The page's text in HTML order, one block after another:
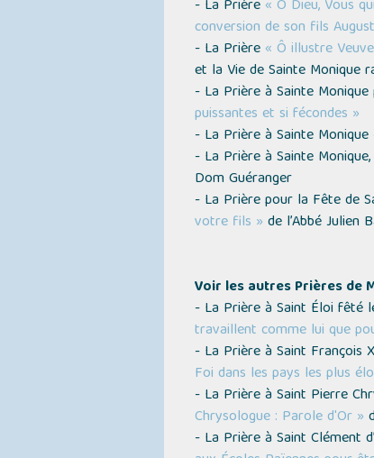
- La Prière « Ô Dieu, Vous
conversion de son fils
- La Prière « Ô illustre
et la Vie de Sainte Monique
- La Prière à Sainte
puissantes et si fécondes »
- La Prière à Sainte Monique
- La Prière à Sainte
Dom Guéranger
- La Prière pour la Fête de
votre fils » de l’Abbé Julien
Voir les autres Prières de
- La Prière à Saint Éloi fêté
travaillent comme lui que
- La Prière à Saint François
Foi dans les pays les plus
- La Prière à Saint Pierre
Chrysologue : Parole d'Or »
- La Prière à Saint Clément